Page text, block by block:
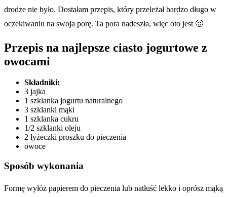
drodze nie było. Dostałam przepis, który przeleżał bardzo długo w
oczekiwaniu na swoja porę. Ta pora nadeszła, więc oto jest 🙂
Przepis na najlepsze ciasto jogurtowe z
owocami
Składniki:
3 jajka
1 szklanka jogurtu naturalnego
3 szklanki mąki
1 szklanka cukru
1/2 szklanki oleju
2 łyżeczki proszku do pieczenia
owoce
Sposób wykonania
Formę wyłóż papierem do pieczenia lub natłuść lekko i oprósz mąką